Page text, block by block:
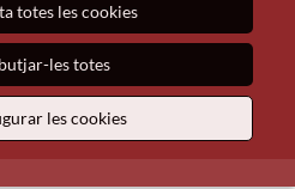
totes les cookies
les totes
les cookies